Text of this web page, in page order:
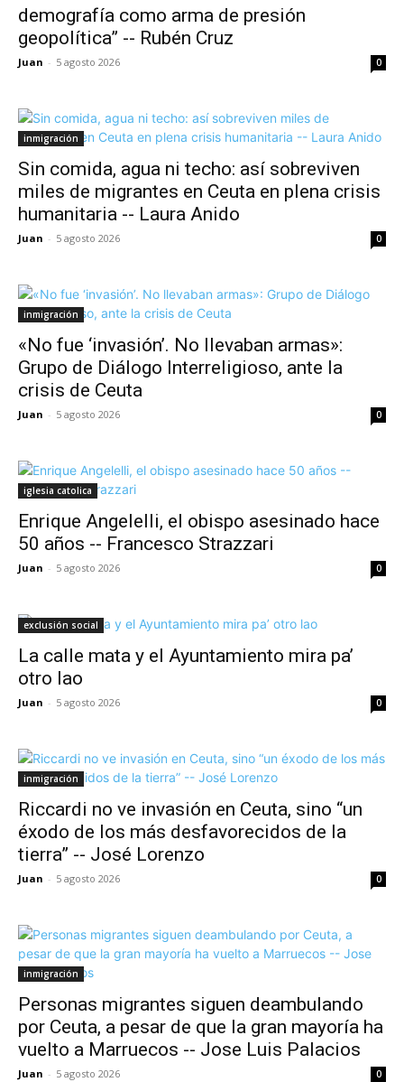
demografía como arma de presión
geopolítica” -- Rubén Cruz
Juan - 5 agosto 2026 0
inmigración
Sin comida, agua ni techo: así sobreviven
miles de migrantes en Ceuta en plena crisis
humanitaria -- Laura Anido
Juan - 5 agosto 2026 0
inmigración
«No fue ‘invasión’. No llevaban armas»:
Grupo de Diálogo Interreligioso, ante la
crisis de Ceuta
Juan - 5 agosto 2026 0
iglesia catolica
Enrique Angelelli, el obispo asesinado hace
50 años -- Francesco Strazzari
Juan - 5 agosto 2026 0
exclusión social
La calle mata y el Ayuntamiento mira pa’
otro lao
Juan - 5 agosto 2026 0
inmigración
Riccardi no ve invasión en Ceuta, sino “un
éxodo de los más desfavorecidos de la
tierra” -- José Lorenzo
Juan - 5 agosto 2026 0
inmigración
Personas migrantes siguen deambulando
por Ceuta, a pesar de que la gran mayoría ha
vuelto a Marruecos -- Jose Luis Palacios
Juan - 5 agosto 2026 0